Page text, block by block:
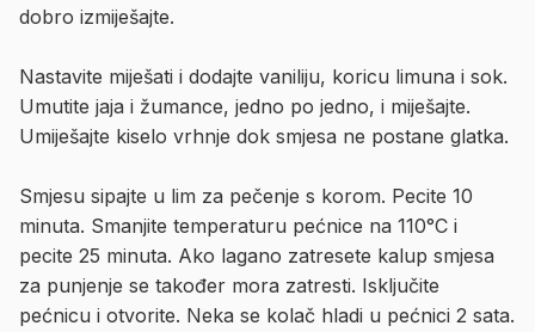
dobro izmiješajte.
Nastavite miješati i dodajte vaniliju, koricu limuna i sok.
Umutite jaja i žumance, jedno po jedno, i miješajte.
Umiješajte kiselo vrhnje dok smjesa ne postane glatka.
Smjesu sipajte u lim za pečenje s korom. Pecite 10
minuta. Smanjite temperaturu pećnice na 110°C i
pecite 25 minuta. Ako lagano zatresete kalup smjesa
za punjenje se također mora zatresti. Isključite
pećnicu i otvorite. Neka se kolač hladi u pećnici 2 sata.